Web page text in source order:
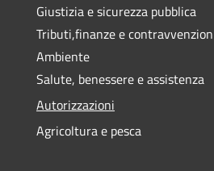
Giustizia e sicurezza pubblica
Tributi,finanze e
Ambiente
Salute, benessere e assistenza
Autorizzazioni
Agricoltura e pesca